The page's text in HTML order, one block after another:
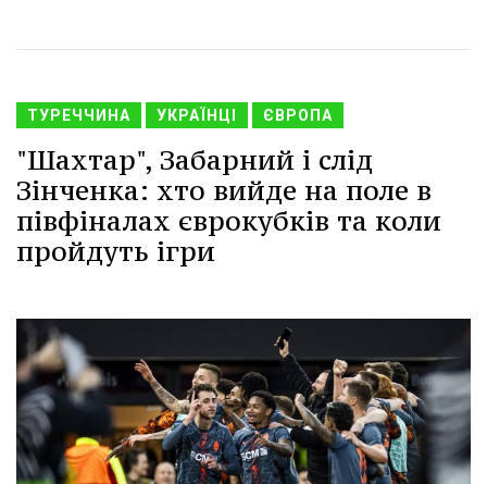
ТУРЕЧЧИНА УКРАЇНЦІ ЄВРОПА
"Шахтар", Забарний і слід
Зінченка: хто вийде на поле в
півфіналах єврокубків та коли
пройдуть ігри